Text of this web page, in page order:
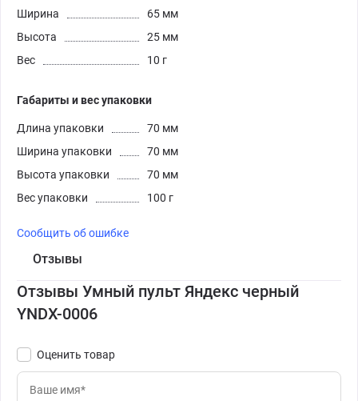
Ширина
65 мм
Высота
25 мм
Вес
10 г
Габариты и вес упаковки
Длина упаковки
70 мм
Ширина упаковки
70 мм
Высота упаковки
70 мм
Вес упаковки
100 г
Сообщить об ошибке
Отзывы
Отзывы Умный пульт Яндекс черный
YNDX-0006
Оценить товар